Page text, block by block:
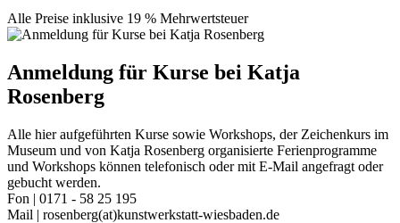
Alle Preise inklusive 19 % Mehrwertsteuer
Anmeldung für Kurse bei Katja
Rosenberg
Alle hier aufgeführten Kurse sowie Workshops, der Zeichenkurs im
Museum und von Katja Rosenberg organisierte Ferienprogramme
und Workshops können telefonisch oder mit E-Mail angefragt oder
gebucht werden.
Fon | 0171 - 58 25 195
Mail | rosenberg(at)kunstwerkstatt-wiesbaden.de